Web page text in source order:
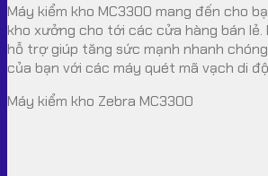
Máy kiểm kho MC3300 mang đến cho
kho xưởng cho tới các cửa hàng bán lẻ.
hỗ trợ giúp tăng sức mạnh nhanh
của bạn với các máy quét mã vạch di
Máy kiểm kho Zebra MC3300